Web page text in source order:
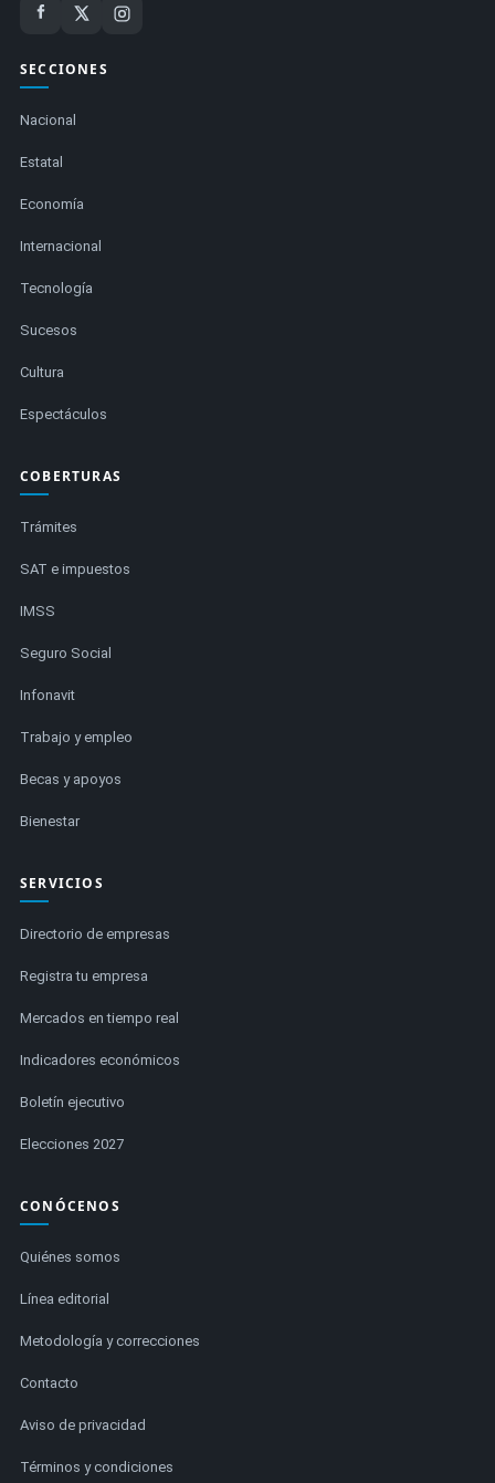
SECCIONES
Nacional
Estatal
Economía
Internacional
Tecnología
Sucesos
Cultura
Espectáculos
COBERTURAS
Trámites
SAT e impuestos
IMSS
Seguro Social
Infonavit
Trabajo y empleo
Becas y apoyos
Bienestar
SERVICIOS
Directorio de empresas
Registra tu empresa
Mercados en tiempo real
Indicadores económicos
Boletín ejecutivo
Elecciones 2027
CONÓCENOS
Quiénes somos
Línea editorial
Metodología y correcciones
Contacto
Aviso de privacidad
Términos y condiciones